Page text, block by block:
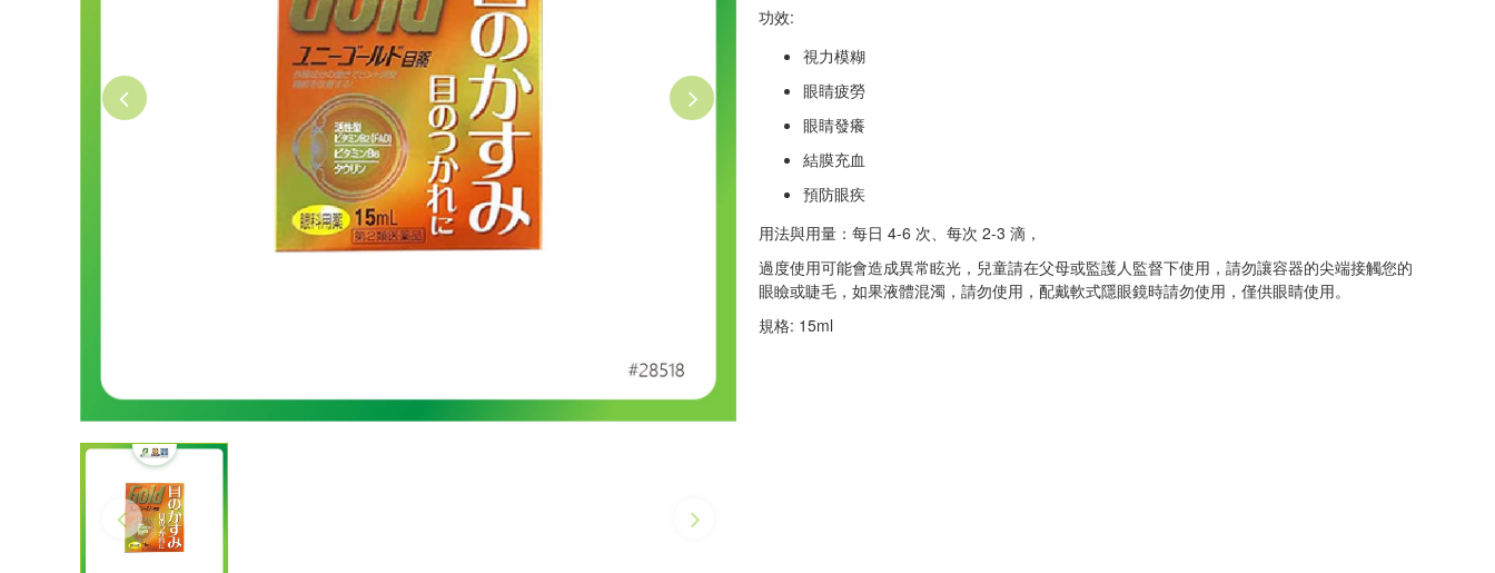
功效:
視力模糊
眼睛疲勞
眼睛發癢
結膜充血
預防眼疾
用法與用量：每日 4-6 次、每次 2-3 滴，
過度使用可能會造成異常眩光，兒童請在父母或監護人監督下使用，請勿讓容器的尖端接觸您的
眼瞼或睫毛，如果液體混濁，請勿使用，配戴軟式隱眼鏡時請勿使用，僅供眼睛使用。
規格: 15ml